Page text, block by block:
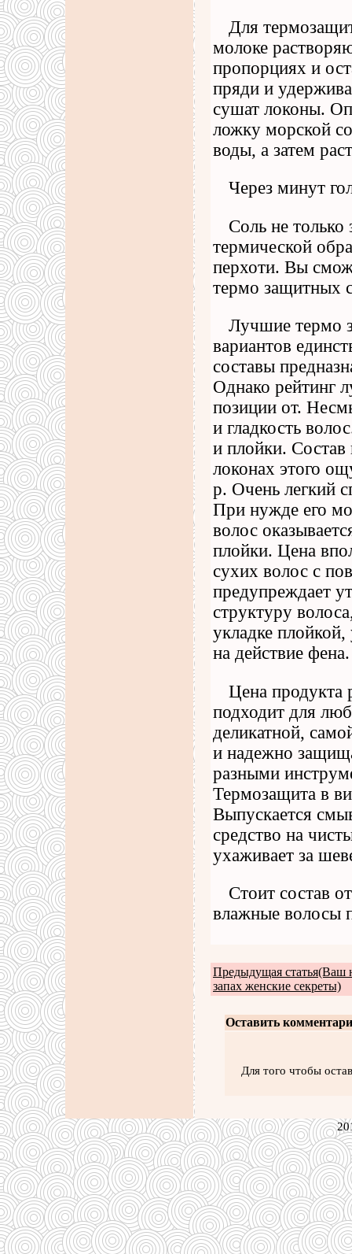
Для
молоке
пропорциях и
пряди и
сушат локоны.
ложку морской
воды, а затем
Через минут
Соль не
термической
перхоти. Вы
термо защитных
Лучшие термо
вариантов
составы
Однако рейтинг
позиции от.
и гладкость
и плойки. Состав
локонах этого
р. Очень легкий
При нужде его
волос
плойки. Цена
сухих волос с
предупреждает
структуру
укладке
на действие фена.
Цена
подходит для
деликатной,
и надежно
разными
Термозащита в
Выпускается
средство на
ухаживает за
Стоит состав
влажные волосы
Предыдущая статья(Ваш
запах женские секреты)
Оставить
Для того чтобы